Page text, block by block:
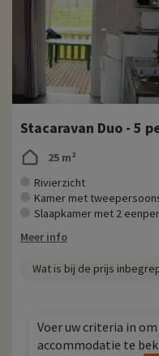
Stacaravan Duo - 5
25 m²
Rivierzicht
Kamer met
Slaapkamer met 2
Meer info
Wat is bij de prijs
Voer uw criteria in
accommodatie te